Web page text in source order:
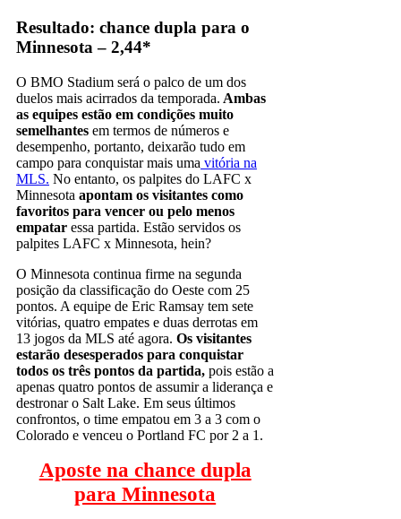
Resultado: chance dupla para o
Minnesota – 2,44*
O BMO Stadium será o palco de um dos
duelos mais acirrados da temporada. Ambas
as equipes estão em condições muito
semelhantes em termos de números e
desempenho, portanto, deixarão tudo em
campo para conquistar mais uma vitória na
MLS. No entanto, os palpites do LAFC x
Minnesota apontam os visitantes como
favoritos para vencer ou pelo menos
empatar essa partida. Estão servidos os
palpites LAFC x Minnesota, hein?
O Minnesota continua firme na segunda
posição da classificação do Oeste com 25
pontos. A equipe de Eric Ramsay tem sete
vitórias, quatro empates e duas derrotas em
13 jogos da MLS até agora. Os visitantes
estarão desesperados para conquistar
todos os três pontos da partida, pois estão a
apenas quatro pontos de assumir a liderança e
destronar o Salt Lake. Em seus últimos
confrontos, o time empatou em 3 a 3 com o
Colorado e venceu o Portland FC por 2 a 1.
Aposte na chance dupla
para Minnesota